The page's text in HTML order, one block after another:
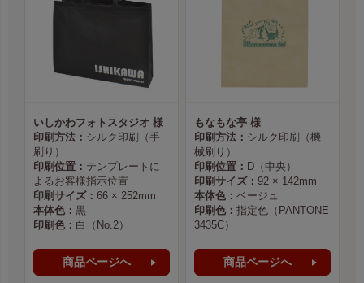
いしかわフォトスタジオ 様
印刷方法： シルク印刷（手
刷り）
印刷位置： テンプレートに
よるお客様指示位置
印刷サイズ： 66 × 252mm
本体色： 黒
印刷色： 白（No.2）
商品ページへ
もなもな亭 様
印刷方法： シルク印刷（機
械刷り）
印刷位置： D（中央）
印刷サイズ： 92 × 142mm
本体色： ベージュ
印刷色： 指定色（PANTONE
3435C）
商品ページへ